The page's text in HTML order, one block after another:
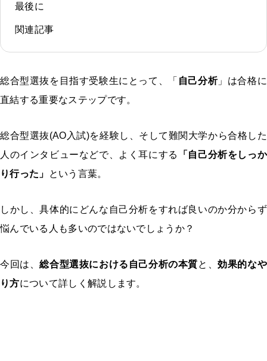
最後に
関連記事
総合型選抜を目指す受験生にとって、「 自己分析」は合格に
直結する重要なステップです。
総合型選抜(AO入試)を経験し、そして難関大学から合格した
人のインタビューなどで、よく耳にする
「自己分析をしっか
り行った」
という言葉。
しかし、具体的にどんな自己分析をすれば良いのか分からず
悩んでいる人も多いのではないでしょうか？
今回は、総合型選抜における自己分析の本質と、効果的なや
り方について詳しく解説します。